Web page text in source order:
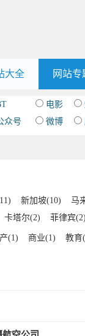
大全 网站专
电影
众号 微博
新加坡(10) 马
卡塔尔(2) 菲律宾(2)
(1) 约旦(1) 土库
(1) 商业(1) 教育